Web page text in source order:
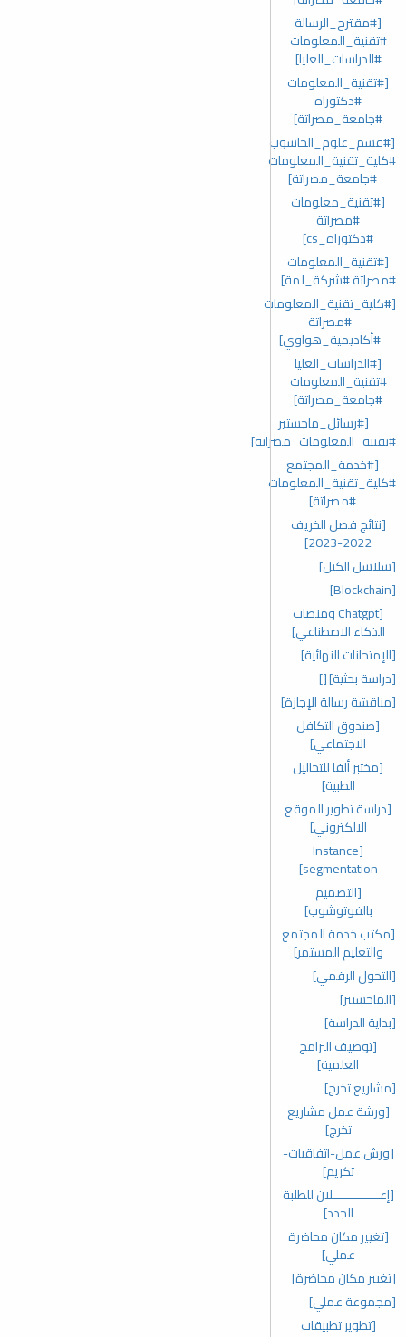
[#مقترح_الرسالة
#تقنية_المعلومات
#الدراسات_العليا]
[#تقنية_المعلومات
#دكتوراه
#جامعة_مصراتة]
[#قسم_علوم_الحاسوب
#كلية_تقنية_المعلومات
#جامعة_مصراتة]
[#تقنية_معلومات
#مصراتة
#دكتوراه_cs]
[#تقنية_المعلومات
#مصراتة #شركة_لمة]
[#كلية_تقنية_المعلومات
#مصراتة
#أكاديمية_هواوي]
[#الدراسات_العليا
#تقنية_المعلومات
#جامعة_مصراتة]
[#رسائل_ماجستير
#تقنية_المعلومات_مصراتة]
[#خدمة_المجتمع
#كلية_تقنية_المعلومات
#مصراتة]
[نتائج فصل الخريف
2022-2023]
[سلاسل الكتل]
[Blockchain]
[Chatgpt ومنصات
الذكاء الاصطناعي]
[الإمتحانات النهائية]
[دراسة بحثية][]
[مناقشة رسالة الإجازة]
[صندوق التكافل
الاجتماعي]
[مختبر ألفا للتحاليل
الطبية]
[دراسة تطوير الموقع
الالكتروني]
[Instance
segmentation]
[التصميم
بالفوتوشوب]
[مكتب خدمة المجتمع
والتعليم المستمر]
[التحول الرقمي]
[الماجستير]
[بداية الدراسة]
[توصيف البرامج
العلمية]
[مشاريع تخرج]
[ورشة عمل مشاريع
تخرج]
[ورش عمل-اتفاقيات-
تكريم]
[إعـــــــــــــلان للطلبة
الجدد]
[تغيير مكان محاضرة
عملي]
[تغيير مكان محاضرة]
[مجموعة عملي]
[تطوير تطبيقات